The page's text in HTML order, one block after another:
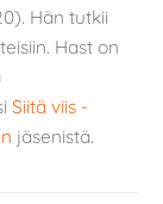
Hän tutkii
Hast on
Siitä viis -
jäsenistä.